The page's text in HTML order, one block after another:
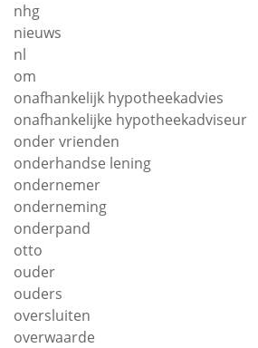
nhg
nieuws
nl
om
onafhankelijk hypotheekadvies
onafhankelijke hypotheekadviseur
onder vrienden
onderhandse lening
ondernemer
onderneming
onderpand
otto
ouder
ouders
oversluiten
overwaarde